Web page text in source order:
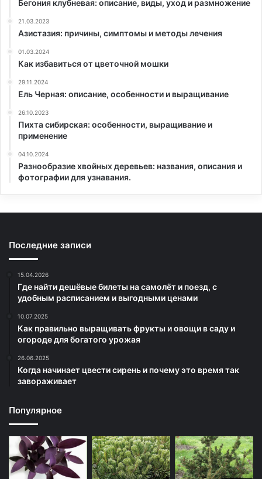
Бегония клубневая: описание, виды, уход и размножение
21.03.2023
Азистазия: причины, симптомы и методы лечения
01.03.2024
Как избавиться от цветочной мошки
29.11.2024
Ель Черная: описание, особенности и выращивание
26.10.2023
Пихта сибирская: особенности, выращивание и
применение
04.10.2024
Разнообразие хвойных деревьев: названия, описания и
фотографии для узнавания.
Последние записи
15.04.2026
Где найти дешёвые билеты на самолёт и поезд, с
удобным расписанием и выгодными ценами
10.07.2025
Как правильно выращивать фрукты и овощи в саду и
огороде для богатого урожая
26.06.2025
Когда начинает цвести сирень и почему это время так
завораживает
Популярное